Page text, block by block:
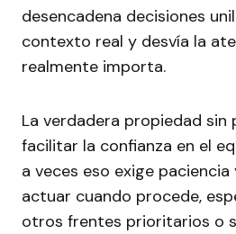
desencadena decisiones
contexto real y desvía la
realmente importa.
La verdadera propiedad sin
facilitar la confianza en el
a veces eso exige
actuar cuando procede,
otros frentes prioritarios o